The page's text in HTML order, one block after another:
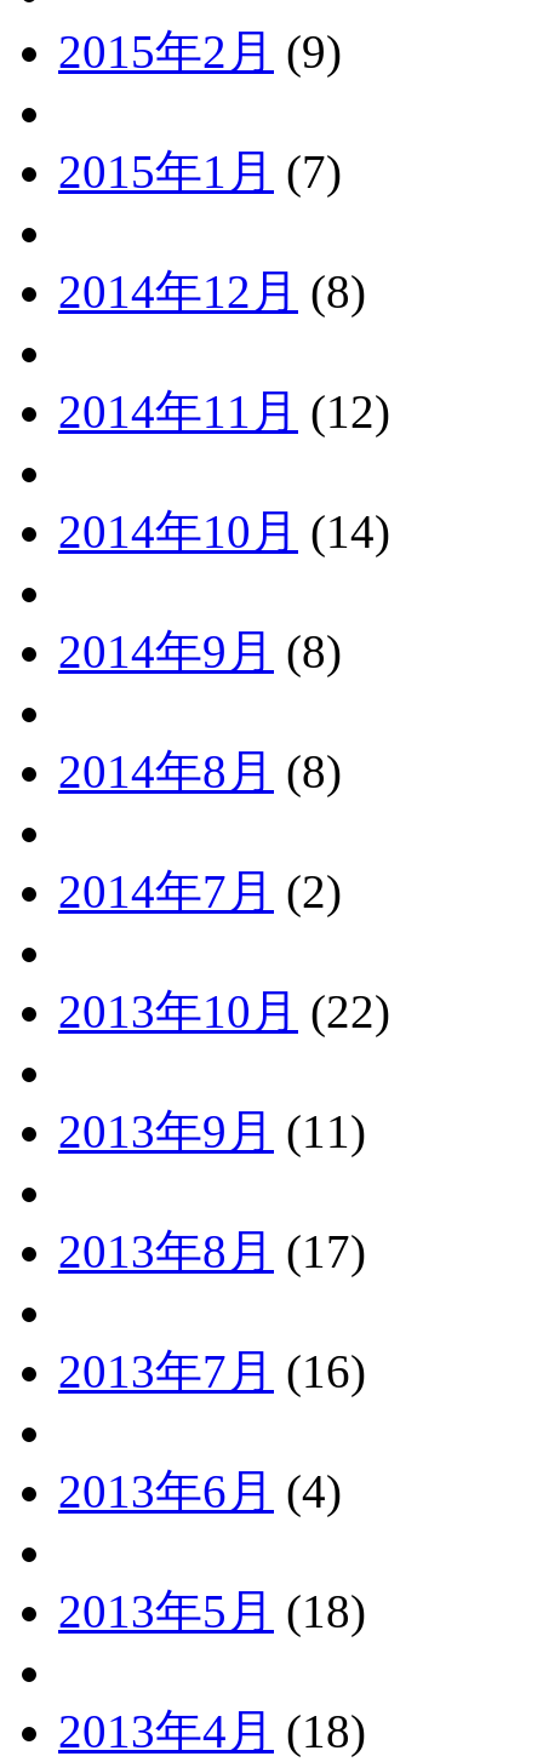
2015年2月 (9)
2015年1月 (7)
2014年12月 (8)
2014年11月 (12)
2014年10月 (14)
2014年9月 (8)
2014年8月 (8)
2014年7月 (2)
2013年10月 (22)
2013年9月 (11)
2013年8月 (17)
2013年7月 (16)
2013年6月 (4)
2013年5月 (18)
2013年4月 (18)